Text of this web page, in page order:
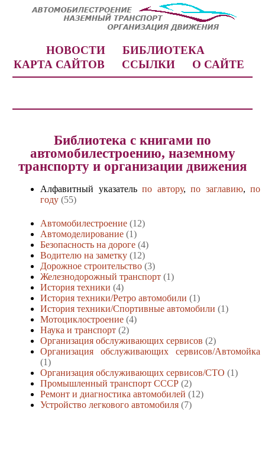
НОВОСТИ
БИБЛИОТЕКА
КАРТА САЙТОВ
ССЫЛКИ О САЙТЕ
Библиотека с книгами по
автомобилестроению, наземному
транспорту и организации движения
Алфавитный указатель по автору, по заглавию, по
году (55)
Автомобилестроение (12)
Автомоделирование (1)
Безопасность на дороге (4)
Водителю на заметку (12)
Дорожное строительство (3)
Железнодорожный транспорт (1)
История техники (4)
История техники/Ретро автомобили (1)
История техники/Спортивные автомобили (1)
Мотоциклостроение (4)
Наука и транспорт (2)
Организация обслуживающих сервисов (2)
Организация обслуживающих сервисов/Автомойка
(1)
Организация обслуживающих сервисов/СТО (1)
Промышленный транспорт СССР (2)
Ремонт и диагностика автомобилей (12)
Устройство легкового автомобиля (7)